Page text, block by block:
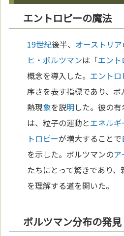
エントロピーの魔法
19世紀後半、 オーストリア
ヒ・ボルツマンは「エント
概念を導入した。 エントロ
序さを表す指標であり、
熱現象を説明した。彼の
は、粒子の運動とエネルギ
トロピーが増大することで
を示した。ボルツマンのア
たちにとって驚きであり
を理解する道を開いた。
ボルツマン分布の発見